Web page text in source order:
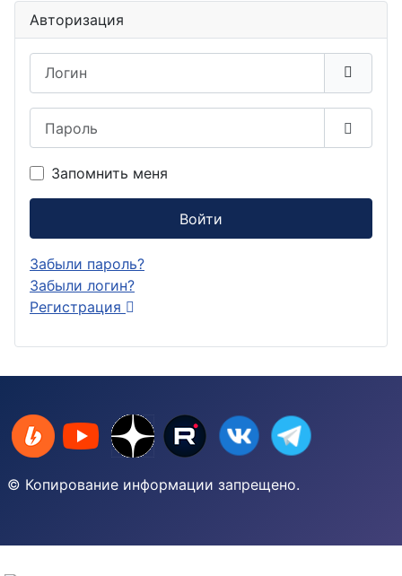
Авторизация
Запомнить меня
Войти
Забыли пароль?
Забыли логин?
Регистрация
© Копирование информации запрещено.